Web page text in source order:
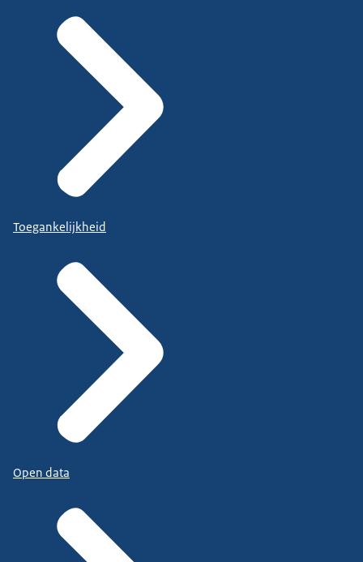
Toegankelijkheid
Open data